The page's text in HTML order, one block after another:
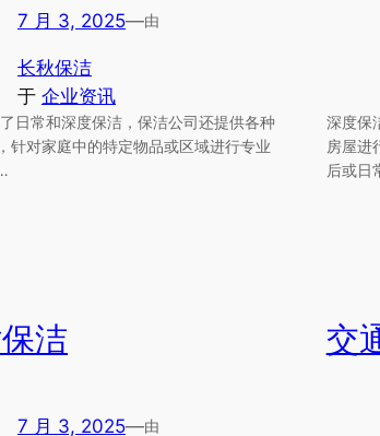
7 月 3, 2025—由
长秋保洁
于 企业资讯
日常和深度保洁，保洁公司还提供各种
针对家庭中的特定物品或区域进行专业
深度保
房屋进
后或日
洁
7 月 3, 2025—由
交